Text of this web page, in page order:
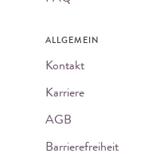
ALLGEMEIN
Kontakt
Karriere
AGB
Barrierefreiheit